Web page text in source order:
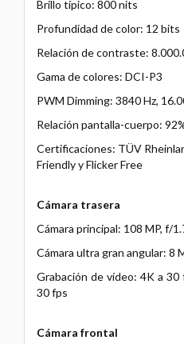
Brillo típico: 800 nits
Profundidad de color: 12 bits
Relación de contraste:
Gama de colores: DCI-P3
PWM Dimming: 3840 Hz,
Relación pantalla-cuerpo:
Certificaciones: TÜV
Friendly y Flicker Free
Cámara trasera
Cámara principal: 108 MP, f/
Cámara ultra gran angular: 8
Grabación de vídeo: 4K a
30 fps
Cámara frontal